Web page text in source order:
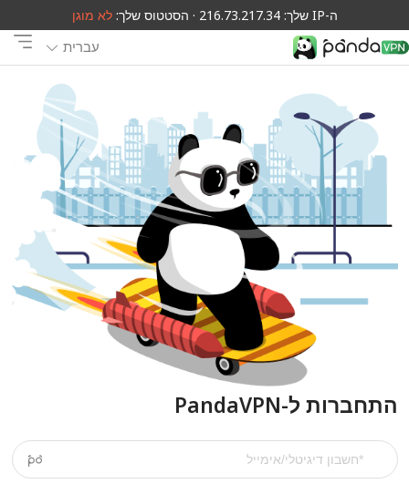
ה-IP שלך: 216.73.217.34 · הסטטוס שלך: לא מוגן
עברית
התחברות ל-PandaVPN